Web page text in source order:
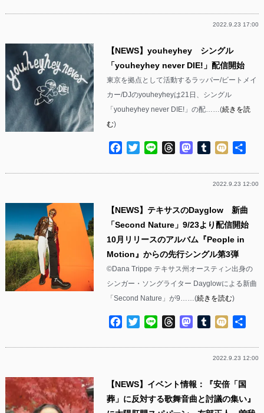
2022.9.23 17:00
【NEWS】youheyhey シングル
「youheyhey never DIE!」配信開始
東京を拠点として活動するラッパー/ビートメイ
カー/DJのyouheyheyは21日、シングル
「youheyhey never DIE!」の配……(続きを読
む)
Facebook
TwitterLine ThreadsMastodon
Tumblr
Mixi
2022.9.23 12:00
【NEWS】テキサスのDayglow 新曲
「Second Nature」9/23より配信開始
10月リリースのアルバム『People in
Motion』からの先行シングル第3弾
©︎Dana Trippe テキサス州オースティン出身の
シンガー・ソングライター Dayglowによる新曲
「Second Nature」が9……(続きを読む)
Facebook
TwitterLine ThreadsMastodon
Tumblr
Mixi
2022.9.23 12:00
【NEWS】イベント情報：『安倍「国
葬」に反対する歌舞音曲と討議の集い』